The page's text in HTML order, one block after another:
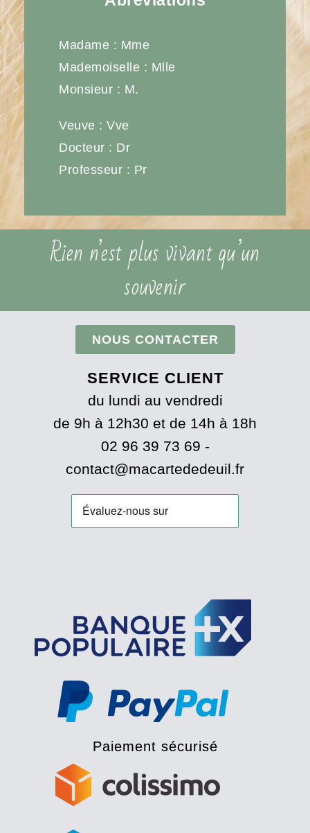
Madame : Mme
Mademoiselle : Mlle
Monsieur : M.
Veuve : Vve
Docteur : Dr
Professeur : Pr
Rien n’est plus vivant qu’un
souvenir
NOUS CONTACTER
SERVICE CLIENT
du lundi au vendredi
de 9h à 12h30 et de 14h à 18h
02 96 39 73 69 -
contact@macartededeuil.fr
Paiement sécurisé